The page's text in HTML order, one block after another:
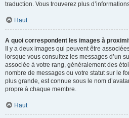
traduction. Vous trouverez plus
Haut
A quoi correspondent les images à
Il y a deux images qui peuvent être
lorsque vous consultez les messages d’un
associée à votre rang, généralement des
nombre de messages ou votre statut sur le
plus grande, est connue sous le nom
propre à chaque membre.
Haut